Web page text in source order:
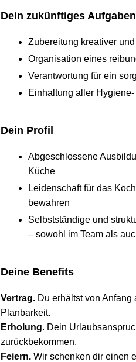
Dein zukünftiges
Zubereitung kreativer
Organisation eines
Verantwortung für ein
Einhaltung aller
Dein Profil
Abgeschlossene
Küche
Leidenschaft für das
bewahren
Selbstständige und
– sowohl im Team als
Deine Benefits
Vertrag. Du erhältst von
Planbarkeit.
Erholung. Dein
zurückbekommen.
Feiern. Wir schenken dir einen